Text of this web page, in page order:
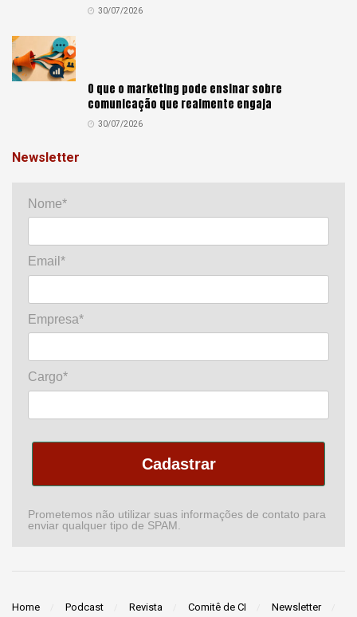
30/07/2026
O que o marketing pode ensinar sobre
comunicação que realmente engaja
30/07/2026
Newsletter
Nome*
Email*
Empresa*
Cargo*
Cadastrar
Prometemos não utilizar suas informações de contato para
enviar qualquer tipo de SPAM.
Home Podcast Revista Comitê de CI Newsletter